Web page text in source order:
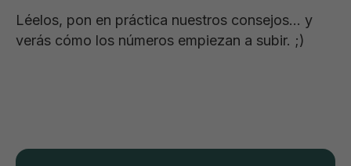
Léelos, pon en práctica nuestros consejos… y
verás cómo los números empiezan a subir. ;)